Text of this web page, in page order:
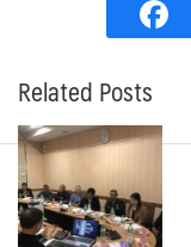
Related Posts